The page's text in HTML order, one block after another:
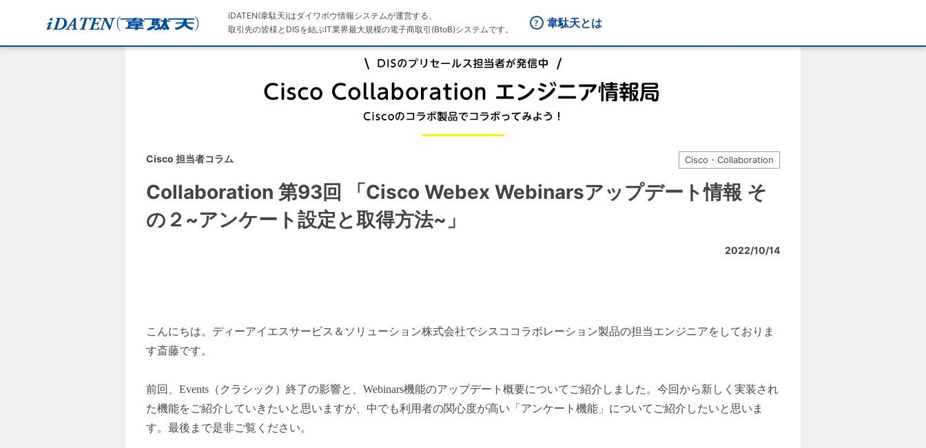
iDATEN(韋駄天)はダイワボウ情報システムが運営する、
取引先の皆様とDISを結ぶIT業界最大規模の電子商取引(BtoB)システムです。
韋駄天とは
Cisco 担当者コラム Cisco・Collaboration
Collaboration 第93回 「Cisco Webex Webinarsアップデート情報 そ
の２~アンケート設定と取得方法~」
2022/10/14
こんにちは。ディーアイエスサービス＆ソリューション株式会社でシスココラボレーション製品の担当エンジニアをしておりま
す斎藤です。
前回、Events（クラシック）終了の影響と、Webinars機能のアップデート概要についてご紹介しました。今回から新しく実装され
た機能をご紹介していきたいと思いますが、中でも利用者の関心度が高い「アンケート機能」についてご紹介したいと思いま
す。最後まで是非ご覧ください。